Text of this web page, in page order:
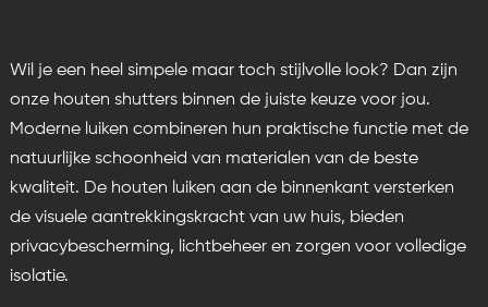
Wil je een heel simpele maar toch stijlvolle look? Dan zijn
onze houten shutters binnen de juiste keuze voor jou.
Moderne luiken combineren hun praktische functie met de
natuurlijke schoonheid van materialen van de beste
kwaliteit. De houten luiken aan de binnenkant versterken
de visuele aantrekkingskracht van uw huis, bieden
privacybescherming, lichtbeheer en zorgen voor volledige
isolatie.